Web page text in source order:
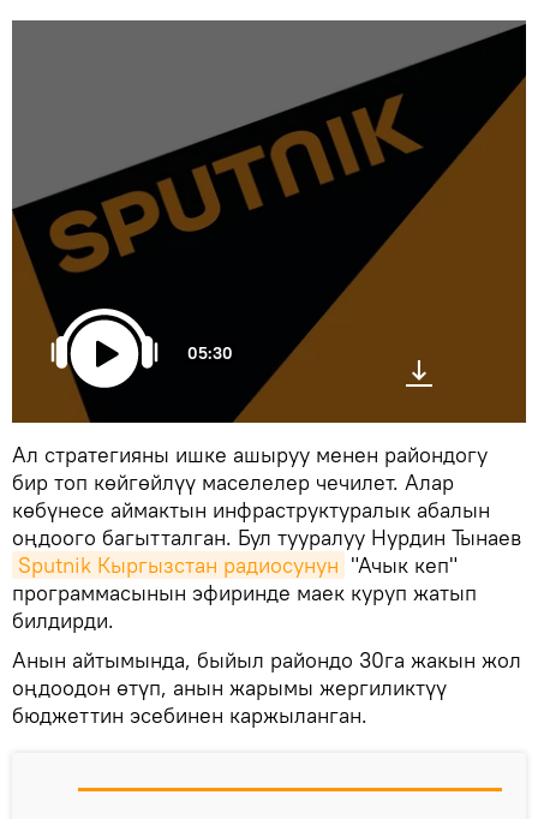
05:30
Ал стратегияны ишке ашыруу менен райондогу
бир топ көйгөйлүү маселелер чечилет. Алар
көбүнесе аймактын инфраструктуралык абалын
оңдоого багытталган. Бул тууралуу Нурдин Тынаев
Sputnik Кыргызстан радиосунун "Ачык кеп"
программасынын эфиринде маек куруп жатып
билдирди.
Анын айтымында, быйыл райондо 30га жакын жол
оңдоодон өтүп, анын жарымы жергиликтүү
бюджеттин эсебинен каржыланган.